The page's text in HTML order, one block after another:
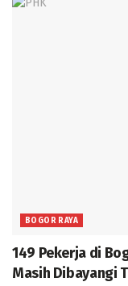
BOGOR RAYA
149 Pekerja di
Masih Dibayangi